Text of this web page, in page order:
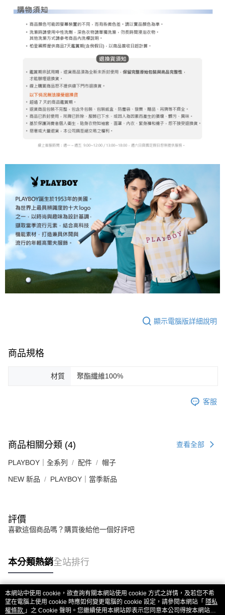
顯示電腦版詳細說明
商品規格
材質 聚酯纖維100%
客服
商品相關分類 (4) 查看全部
PLAYBOY｜全系列 配件 帽子
NEW 新品 PLAYBOY｜當季新品
評價
喜歡這個商品嗎？購買後給他一個好評吧
本分類熱銷全站排行
熱門標籤
本網站中使用 cookie，欲查詢有關本網站使用 cookie 方式之詳情，及若您不希
望在電腦上使用 cookie 時應如何變更電腦的 cookie 設定，請參閱本網站「 隱私
權條款 」之 Cookie 聲明。您繼續使用本網站即表示您同意本公司得按本網站使